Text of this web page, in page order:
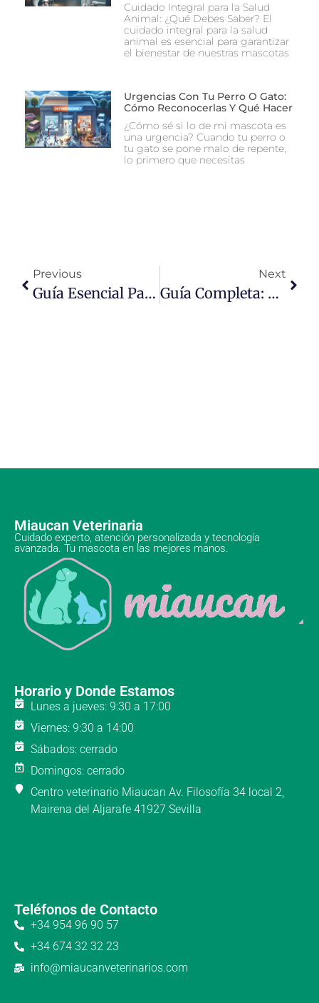
Cuidado Integral para la Salud
Animal: ¿Qué Debes Saber? El
cuidado integral para la salud
animal es esencial para garantizar
el bienestar de nuestras mascotas
Urgencias Con Tu Perro O Gato:
Cómo Reconocerlas Y Qué Hacer
¿Cómo sé si lo de mi mascota es
una urgencia? Cuando tu perro o
tu gato se pone malo de repente,
lo primero que necesitas
Previous
Guía Esencial Para El Cuidado Y Recuperación De Fauna Silvestre: Protegiendo Nuestro Patrimonio Natural
Next
Guía Completa: Rehabilitación Efectiva Para Perros Después De Cirugía – Consejos Y Estrategias Clave
Miaucan Veterinaria
Cuidado experto, atención personalizada y tecnología
avanzada. Tu mascota en las mejores manos.
Horario y Donde Estamos
Lunes a jueves: 9:30 a 17:00
Viernes: 9:30 a 14:00
Sábados: cerrado
Domingos: cerrado
Centro veterinario Miaucan Av. Filosofía 34 local 2,
Mairena del Aljarafe 41927 Sevilla
Teléfonos de Contacto
+34 954 96 90 57
+34 674 32 32 23
info@miaucanveterinarios.com